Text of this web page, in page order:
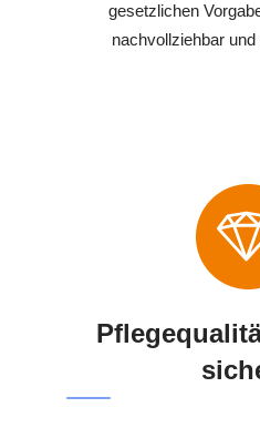
gesetzlichen
nachvollziehbar